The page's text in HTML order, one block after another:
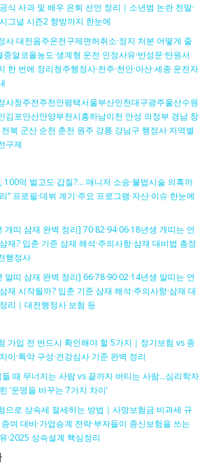
식 사과 및 배우 은퇴 선언 정리｜소년범 논란 전말·
그널 시즌2 향방까지 한눈에
사 대전음주운전구제면허취소·정지 처분 어떻게 줄
중알코올농도·생계형 운전 인정사유·반성문·탄원서
한 번에 정리청주행정사·전주·천안·아산·세종 운전자
사청주전주천안평택서울부산인천대구광주울산수원
김포안산안양부천시흥하남이천 안성 의정부 경남 창
북 군산 순천 춘천 원주 강릉 강남구 행정사 지역별
구제
100억 벌고도 갑질?… 매니저 소송·불법시술 의혹까
” 프로필·데뷔 계기·주요 프로그램·자산·이슈 한눈에
개띠 삼재 완벽 정리] 70·82·94·06·18년생 개띠는 언
재? 입춘 기준 삼재 해석·주의사항·삼재 대비법 총정
행정사
말띠 삼재 완벽 정리] 66·78·90·02·14년생 말띠는 언
재 시작될까? 입춘 기준 삼재 해석·주의사항·삼재 대
리｜대전행정사 보험 등
가입 전 반드시 확인해야 할 5가지｜정기보험 vs 종
이·특약 구성·건강심사 기준 완벽 정리
들 때 무너지는 사람 vs 끝까지 버티는 사람…심리학자
‘운명을 바꾸는 7가지 차이’
으로 상속세 절세하는 방법｜사망보험금 비과세 규
증여 대비·가업승계 전략·부자들이 종신보험을 쓰는
·2025 상속설계 핵심정리